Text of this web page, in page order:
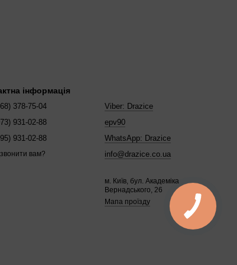
під ваш ряд, наприклад
інформація
378-75-04
931-02-88
931-02-88
вам?
Viber: Drazice
epv90
WhatsApp: Drazice
info@drazice.co.ua
м. Київ, бул. Академіка
Вернадського, 26
Мапа проїзду